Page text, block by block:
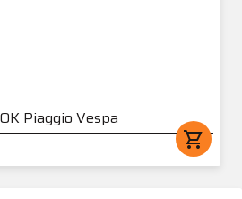
Piaggio Vespa
shopping_cart